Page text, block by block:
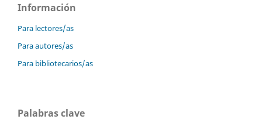
Información
Para lectores/as
Para autores/as
Para bibliotecarios/as
Palabras clave